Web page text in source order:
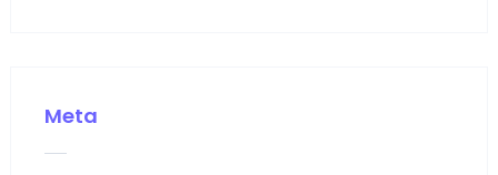
Meta